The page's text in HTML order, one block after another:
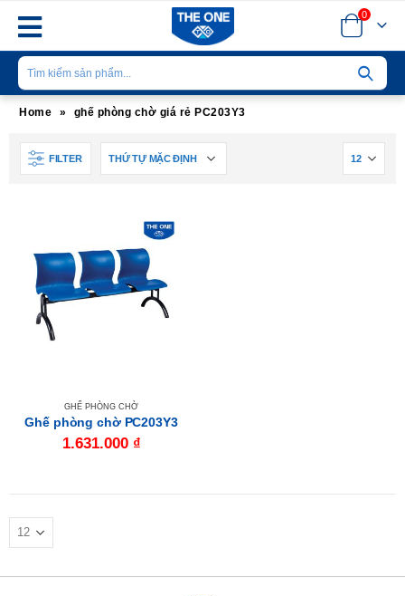
0
Home » ghế phòng chờ giá rẻ PC203Y3
FILTER
GHẾ PHÒNG CHỜ
Ghế phòng chờ PC203Y3
1.631.000 ₫